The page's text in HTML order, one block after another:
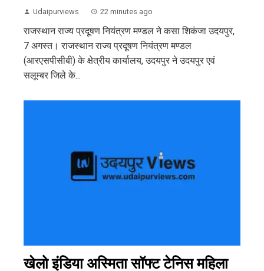
Udaipurviews 22 minutes ago
राजस्थान राज्य प्रदूषण नियंत्रण मण्डल ने कसा शिकंजा उदयपुर,
7 अगस्त। राजस्थान राज्य प्रदूषण नियंत्रण मण्डल
(आरएसपीसीबी) के क्षेत्रीय कार्यालय, उदयपुर ने उदयपुर एवं
सलूम्बर जिले के...
खेलो इंडिया अस्मिता सॉफ्ट टेनिस महिला